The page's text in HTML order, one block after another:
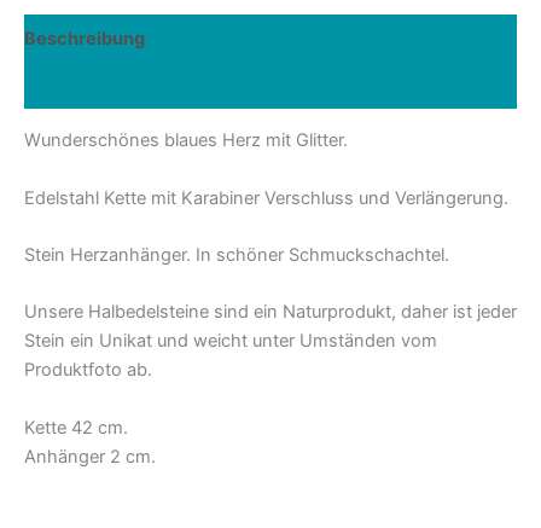
Herz
Menge
Beschreibung
Wunderschönes blaues Herz mit Glitter.
Edelstahl Kette mit Karabiner Verschluss und Verlängerung.
Stein Herzanhänger. In schöner Schmuckschachtel.
Unsere Halbedelsteine sind ein Naturprodukt, daher ist jeder
Stein ein Unikat und weicht unter Umständen vom
Produktfoto ab.
Kette 42 cm.
Anhänger 2 cm.